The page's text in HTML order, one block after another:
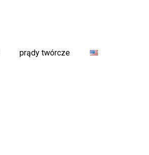
prądy twórcze